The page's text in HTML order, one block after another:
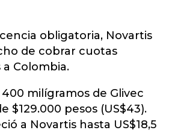
obligatoria, Novartis
de cobrar cuotas
Colombia.
milígramos de Glivec
$129.000 pesos (US$43).
a Novartis hasta US$18,5